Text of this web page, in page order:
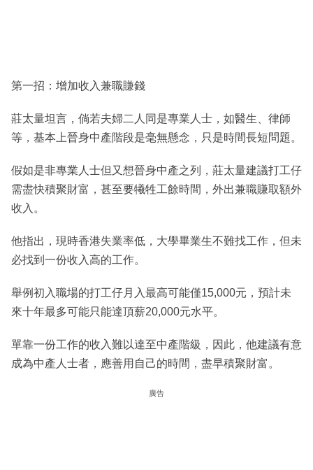
第一招：增加收入兼職賺錢
莊太量坦言，倘若夫婦二人同是專業人士，如醫生、律師
等，基本上晉身中產階段是毫無懸念，只是時間長短問題。
假如是非專業人士但又想晉身中產之列，莊太量建議打工仔
需盡快積聚財富，甚至要犧牲工餘時間，外出兼職賺取額外
收入。
他指出，現時香港失業率低，大學畢業生不難找工作，但未
必找到一份收入高的工作。
舉例初入職場的打工仔月入最高可能僅15,000元，預計未
來十年最多可能只能達頂薪20,000元水平。
單靠一份工作的收入難以達至中產階級，因此，他建議有意
成為中產人士者，應善用自己的時間，盡早積聚財富。
廣告